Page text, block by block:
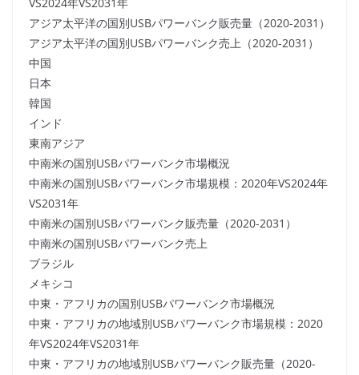
アジア太平洋の国別USBパワーバンク販売量（2020-2031）
アジア太平洋の国別USBパワーバンク売上（2020-2031）
中国
日本
韓国
インド
東南アジア
中南米の国別USBパワーバンク市場概況
中南米の国別USBパワーバンク市場規模：2020年VS2024年
VS2031年
中南米の国別USBパワーバンク販売量（2020-2031）
中南米の国別USBパワーバンク売上
ブラジル
メキシコ
中東・アフリカの国別USBパワーバンク市場概況
中東・アフリカの地域別USBパワーバンク市場規模：2020
年VS2024年VS2031年
中東・アフリカの地域別USBパワーバンク販売量（2020-